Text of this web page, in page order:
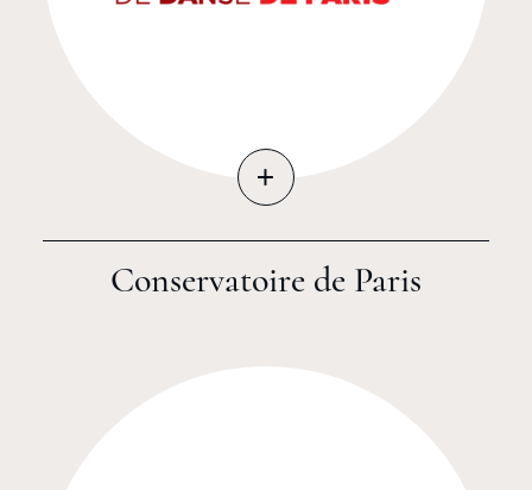
+
Conservatoire de Paris